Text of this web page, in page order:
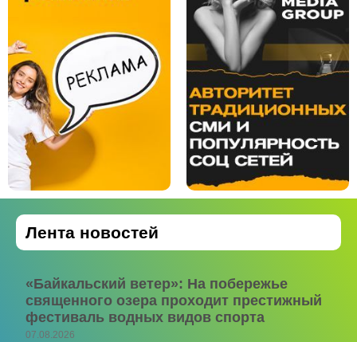
Лента новостей
«Байкальский ветер»: На побережье
священного озера проходит престижный
фестиваль водных видов спорта
07.08.2026